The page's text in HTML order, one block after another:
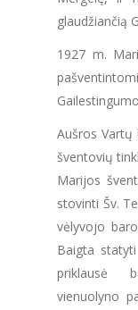
glaudžiančią
1927 m.
Aušros
šventovių
Marijos
stovinti Šv.
vėlyvojo
Baigta
priklausė
vienuolyno